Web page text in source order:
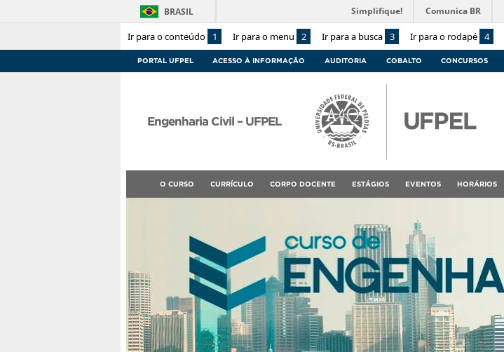
Ir para o conteúdo 1 Ir para o menu 2 Ir para a busca 3 Ir para o rodapé 4
BRASIL Simplifique! Comunica BR
PORTAL UFPEL ACESSO À INFORMAÇÃO AUDITORIA COBALTO CONCURSOS
Engenharia Civil – UFPEL
O CURSO CURRÍCULO CORPO DOCENTE ESTÁGIOS EVENTOS HORÁRIOS